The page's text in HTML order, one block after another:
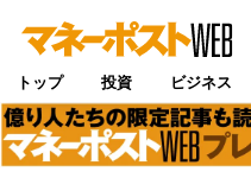
トップ 投資 ビジネス